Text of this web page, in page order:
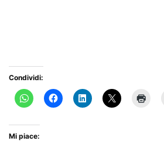
Condividi:
Mi piace: